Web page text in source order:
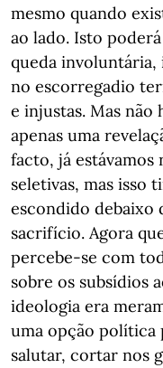
mesmo quando
ao lado. Isto
queda
no escorregadio
e injustas. Mas não
apenas uma
facto, já
seletivas, mas isso
escondido debaixo
sacrifício. Agora
percebe-se com
sobre os subsídios
ideologia era
uma opção política
salutar, cortar nos